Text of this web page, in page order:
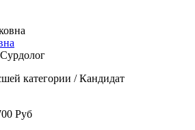
категории / Кандидат
Руб